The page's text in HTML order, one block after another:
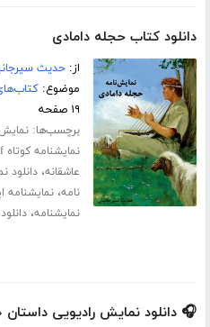
دانلود کتاب حجله دامادی
از:حدیث
موضوع:
۱۹ صفحه
برچسب‌ها:
نمایشنامه کوتاه pdf
عاشقانه،دانلود
نامه،نمایشنامه
نمایشنامه،
🎧 دانلود نمایش رادیویی